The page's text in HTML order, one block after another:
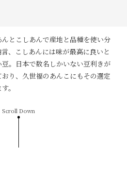
とこしあんで産地と品種を使い分
、こしあんには味が最高に良いと
。日本で数名しかいない豆利きが
り、久世福のあんこにもその選定
。
Scroll Down